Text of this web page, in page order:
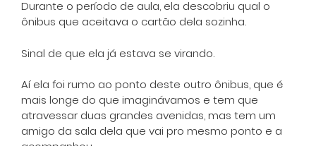
Durante o período de aula, ela descobriu qual o
ônibus que aceitava o cartão dela sozinha.
Sinal de que ela já estava se virando.
Aí ela foi rumo ao ponto deste outro ônibus, que é
mais longe do que imaginávamos e tem que
atravessar duas grandes avenidas, mas tem um
amigo da sala dela que vai pro mesmo ponto e a